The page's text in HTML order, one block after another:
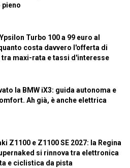
pieno
Turbo 100 a 99 euro al
costa davvero l'offerta di
maxi-rata e tassi d'interesse
la BMW iX3: guida autonoma e
Ah già, è anche elettrica
Z1100 e Z1100 SE 2027: la Regina
si rinnova tra elettronica
e ciclistica da pista